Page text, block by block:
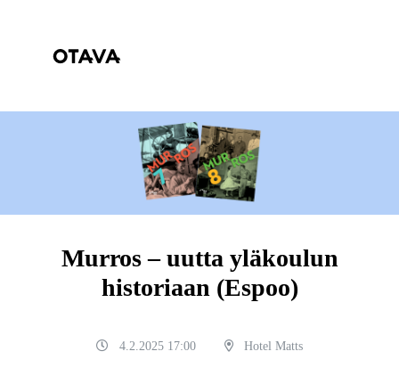
Murros – uutta yläkoulun
historiaan (Espoo)
4.2.2025 17:00 Hotel Matts